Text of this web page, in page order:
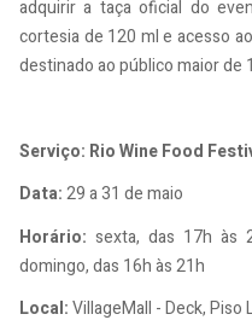
adquirir a taça oficial do
cortesia de 120 ml e acesso
destinado ao público maior de
Serviço: Rio Wine Food
Data:29 a 31 de maio
Horário: sexta, das 17h às
domingo, das 16h às 21h
Local:VillageMall - Deck, Piso